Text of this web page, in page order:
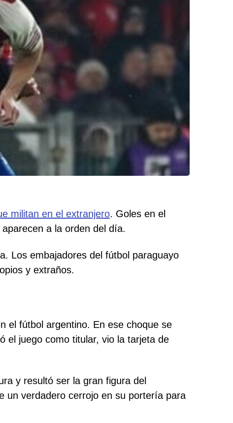
militan en el extranjero. Goles en el
a la orden del día.
Los embajadores del fútbol paraguayo
y extraños.
el fútbol argentino. En ese choque se
el juego como titular, vio la tarjeta de
y resultó ser la gran figura del
un verdadero cerrojo en su portería para